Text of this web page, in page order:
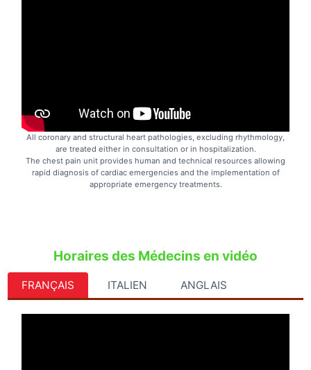
All coronary and structural heart pathologies, excluding rhythmology,
are treated either in consultation or in hospitalization.
The chest pain unit provides human and technical resources allowing
rapid diagnosis of cardiac emergencies and the implementation of
appropriate emergency treatments.
Horaires des Médecins en vidéo
FRANÇAIS ITALIEN ANGLAIS